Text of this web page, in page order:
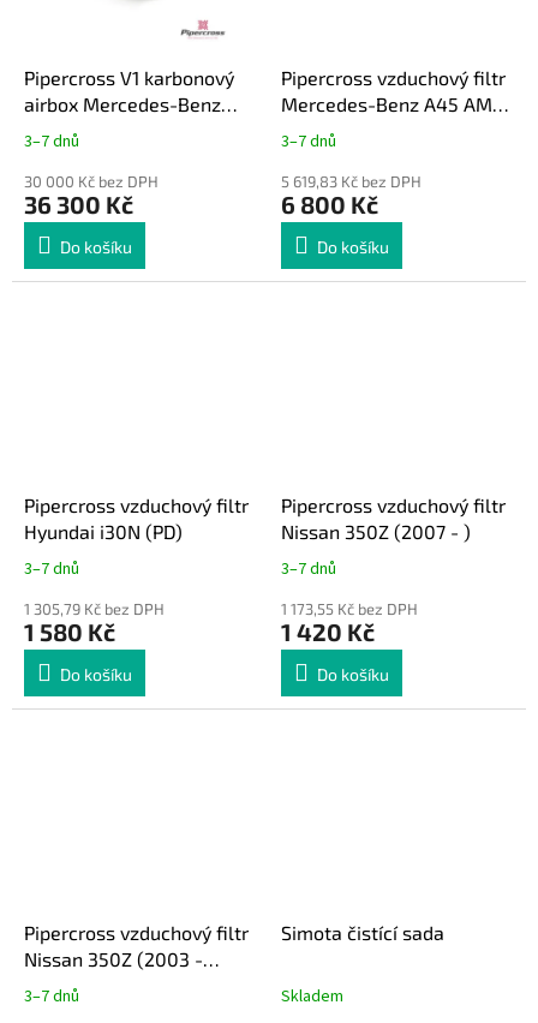
Pipercross V1 karbonový
airbox Mercedes-Benz
A45 AMG (W176) / CLA45
3–7 dnů
30 000 Kč bez DPH
36 300 Kč
Do košíku
Pipercross vzduchový filtr
Mercedes-Benz A45 AMG
(W176) / CLA45 AMG (C117)
3–7 dnů
5 619,83 Kč bez DPH
6 800 Kč
Do košíku
Pipercross vzduchový filtr
Hyundai i30N (PD)
3–7 dnů
1 305,79 Kč bez DPH
1 580 Kč
Do košíku
Pipercross vzduchový filtr
Nissan 350Z (2007 - )
3–7 dnů
1 173,55 Kč bez DPH
1 420 Kč
Do košíku
Pipercross vzduchový filtr
Nissan 350Z (2003 -
2006)
3–7 dnů
Simota čistící sada
Skladem